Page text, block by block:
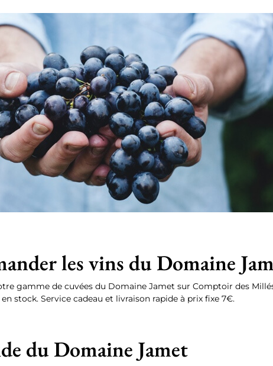
les vins du Domaine
gamme de cuvées du Domaine Jamet sur Comptoir des
en stock. Service cadeau et livraison rapide à prix fixe 7€.
du Domaine Jamet